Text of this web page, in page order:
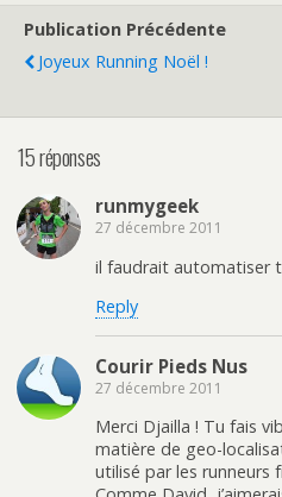
Publication Précédente
Joyeux Running Noël !
15 réponses
runmygeek
27 décembre 2011
il faudrait automatiser
Reply
Courir Pieds Nus
27 décembre 2011
Merci Djailla ! Tu fais
matière de geo-
utilisé par les runneurs